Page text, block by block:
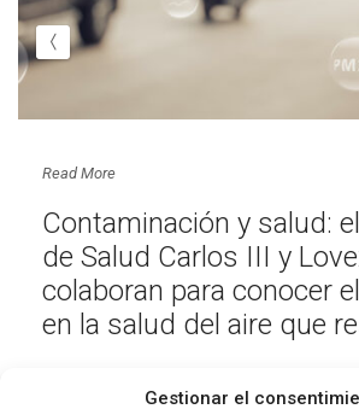
Gestionar el
Read More
Contaminación y salud:
de Salud Carlos III y
colaboran para conocer
en la salud del aire que